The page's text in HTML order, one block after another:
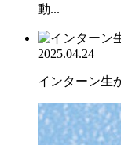
動...
2025.04.24
インターン生